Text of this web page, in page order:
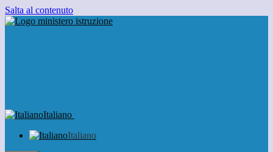
Salta al contenuto
Italiano
Italiano